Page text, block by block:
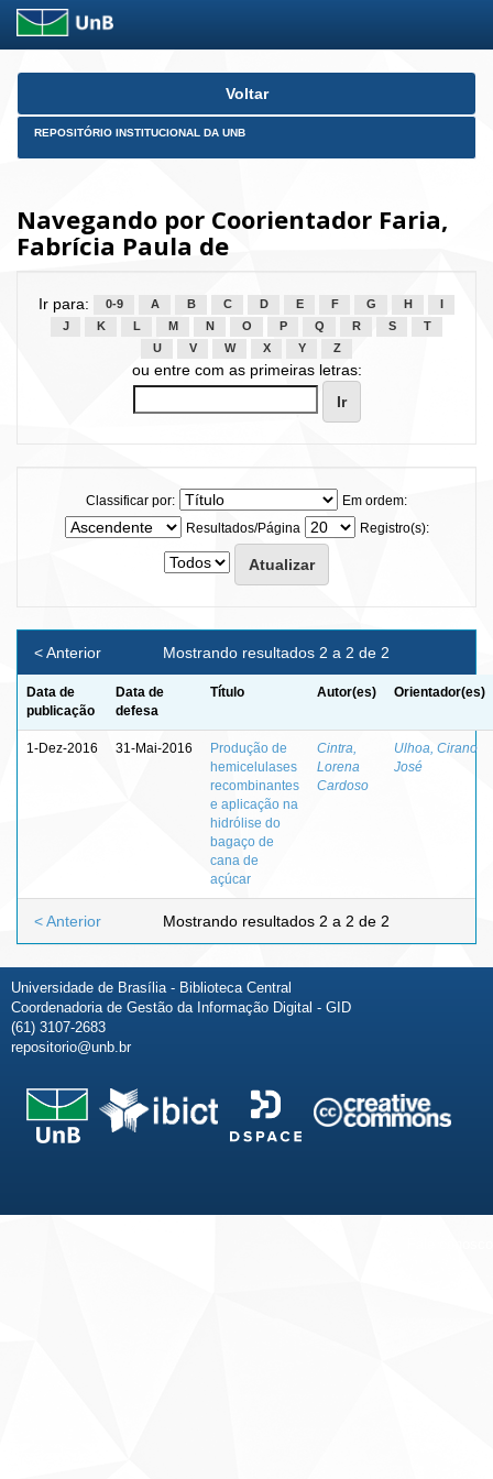
Skip
Voltar
REPOSITÓRIO INSTITUCIONAL DA UNB
Navegando por Coorientador Faria,
Fabrícia Paula de
Ir para: 0-9 A B C D E F G H
J
K L M N O P Q R S
T
U
V W X Y Z
ou entre com as primeiras letras:
Classificar por:
Em ordem:
Resultados/Página
Registro(s):
Mostrando resultados 2 a 2 de 2
< Anterior
Data de
publicação
Data de
defesa
Título Autor(es) Orientador(es)
1-Dez-2016 31-Mai-2016
Produção de
hemicelulases
recombinantes
e aplicação na
hidrólise do
bagaço de
cana de
açúcar
Cintra,
Lorena
Cardoso
Ulhoa, Cirano
José
Mostrando resultados 2 a 2 de 2
< Anterior
Universidade de Brasília - Biblioteca Central
Coordenadoria de Gestão da Informação Digital - GID
(61) 3107-2683
repositorio@unb.br